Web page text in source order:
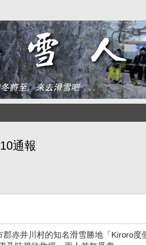
通報
赤井川村的知名滑雪勝地「Kiroro度